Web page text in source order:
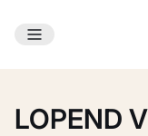
Ga naar
LOPEND